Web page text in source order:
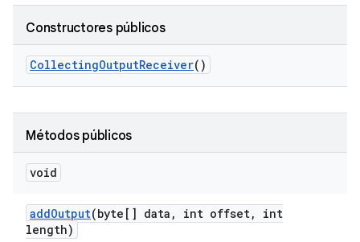
Constructores públicos
CollectingOutputReceiver()
Métodos públicos
void
addOutput(byte[] data , int offset,
int
length)